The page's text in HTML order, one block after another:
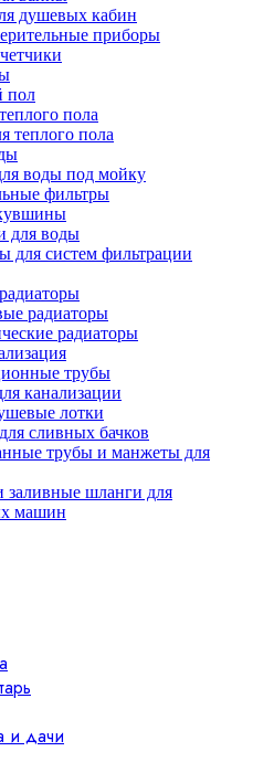
душевых кабин
приборы
пол
пола
теплого пола
воды под мойку
фильтры
для воды
для систем фильтрации
радиаторы
радиаторы
трубы
канализации
лотки
сливных бачков
трубы и манжеты для
шланги для
машин
и дачи